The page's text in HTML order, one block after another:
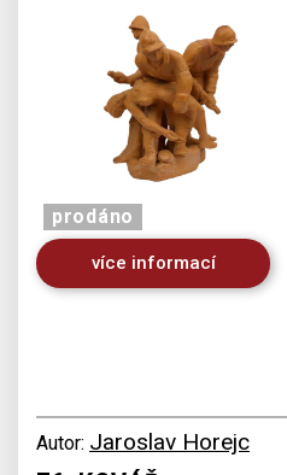
prodáno
více informací
Autor: Jaroslav Horejc